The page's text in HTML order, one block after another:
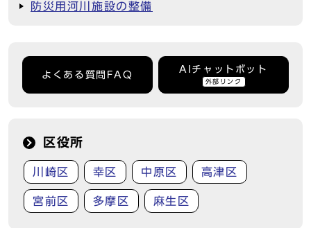
防災用河川施設の整備
よくある質問FAQ
AIチャットボット
外部リンク
区役所
川崎区 幸区 中原区 高津区
宮前区 多摩区 麻生区